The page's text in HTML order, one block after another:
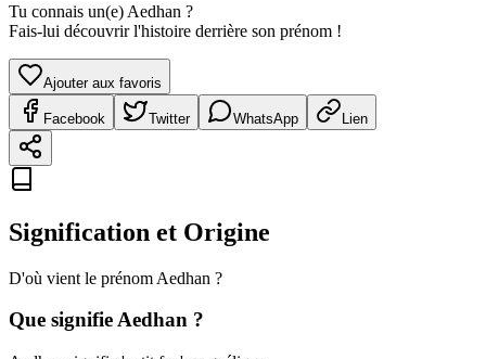
Tu connais un(e) Aedhan ?
Fais-lui découvrir l'histoire derrière son prénom !
Ajouter aux favoris
Facebook Twitter WhatsApp Lien
Signification et Origine
D'où vient le prénom Aedhan ?
Que signifieAedhan ?